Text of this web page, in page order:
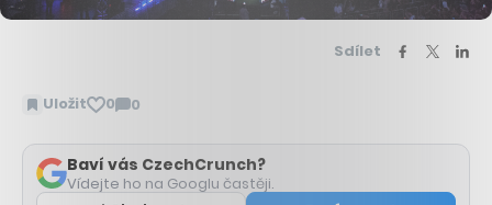
Sdílet
Uložit 0 0
Zobrazit
Baví vás CzechCrunch?
Vídejte ho na Googlu častěji.